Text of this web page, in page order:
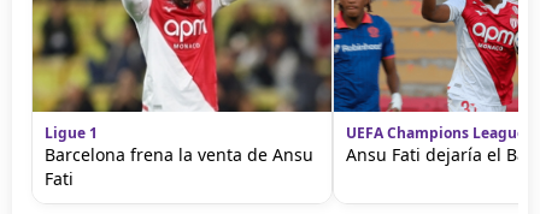
Ligue 1
Barcelona frena la venta de Ansu
Fati
UEFA Champions League
Ansu Fati dejaría el